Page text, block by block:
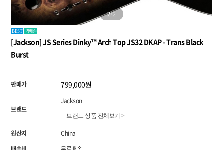
1/2
BEST 퀵배송
[Jackson] JS Series Dinky™ Arch Top JS32 DKAP - Trans Black
Burst
판매가 799,000원
브랜드
Jackson
브랜드 상품 전체보기 >
원산지
China